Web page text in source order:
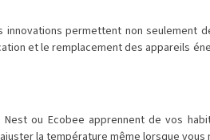
permettent non seulement
et le remplacement des appareils
ou Ecobee apprennent de vos
la température même lorsque vous